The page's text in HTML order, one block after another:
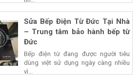
tin...
Sửa Bếp Điện Từ Đức Tại Nhà
– Trung tâm bảo hành bếp từ
Đức
Bếp điện từ đang được người tiêu
dùng việt sử dụng ngày càng nhiều
vì...